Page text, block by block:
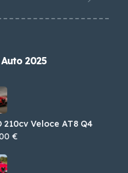
2025
Veloce AT8 Q4
€